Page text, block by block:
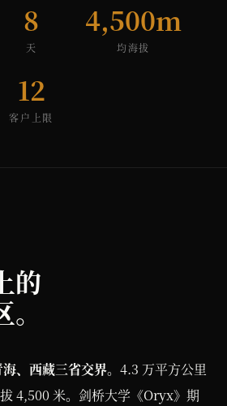
8
天
4,500m
均海拔
12
客户上限
的
、西藏三省交界。4.3 万平方公里
4,500 米。剑桥大学《Oryx》期